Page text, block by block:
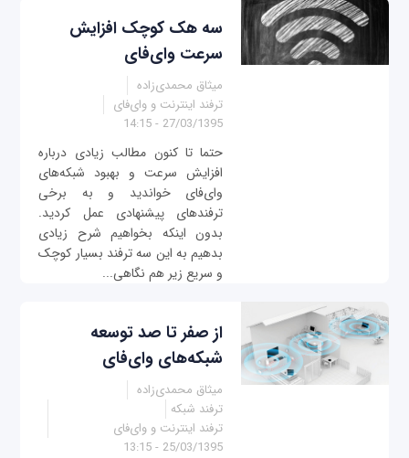
سه هک کوچک افزایش
سرعت وای‌فای
میثاق محمدی‌زاده
ترفند اینترنت و وای‌فای
27/03/1395 - 14:15
حتما تا کنون مطالب زیادی درباره
افزایش سرعت و بهبود شبکه‌های
وای‌فای خواندید و به برخی
ترفندهای پیشنهادی عمل کردید.
بدون اینکه بخواهیم شرح زیادی
بدهیم به این سه ترفند بسیار کوچک
و سریع زیر هم نگاهی...
از صفر تا صد توسعه
شبکه‌های وای‌فای
میثاق محمدی‌زاده
ترفند شبکه
ترفند اینترنت و وای‌فای
25/03/1395 - 13:15